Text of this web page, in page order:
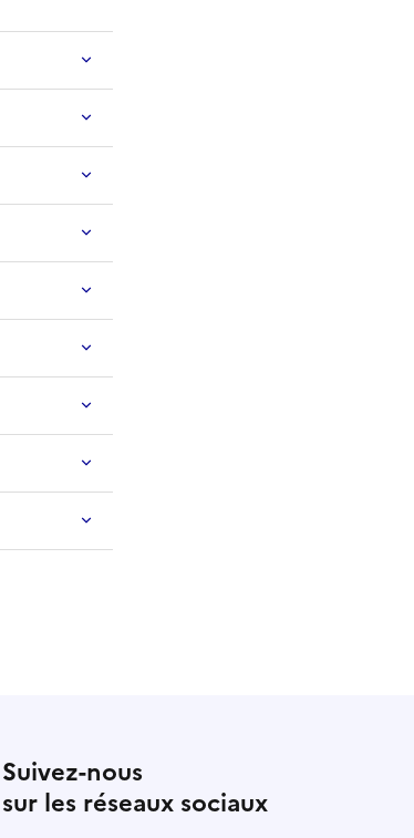
Suivez-nous
sur les réseaux sociaux